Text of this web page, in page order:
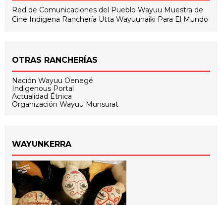
Red de Comunicaciones del Pueblo Wayuu Muestra de
Cine Indígena Ranchería Utta Wayuunaiki Para El Mundo
OTRAS RANCHERÍAS
Nación Wayuu Oenegé
Indigenous Portal
Actualidad Étnica
Organización Wayuu Munsurat
WAYUNKERRA